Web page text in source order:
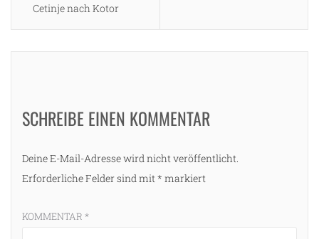
Cetinje nach Kotor
SCHREIBE EINEN KOMMENTAR
Deine E-Mail-Adresse wird nicht veröffentlicht.
Erforderliche Felder sind mit * markiert
KOMMENTAR *